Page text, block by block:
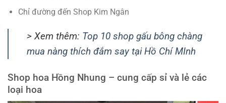
Chỉ đường đến Shop Kim Ngân
> Xem thêm: Top 10 shop gấu bông chàng
mua nàng thích đắm say tại Hồ Chí MInh
Shop hoa Hồng Nhung – cung cấp sỉ và lẻ các
loại hoa